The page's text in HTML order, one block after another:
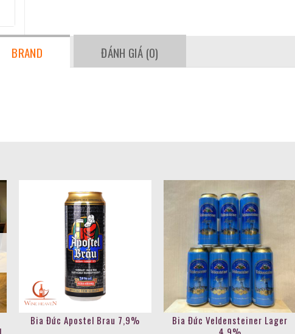
BRAND ĐÁNH GIÁ (0)
Bia Đức Apostel Brau 7,9%
Bia Đức Veldensteiner Lager